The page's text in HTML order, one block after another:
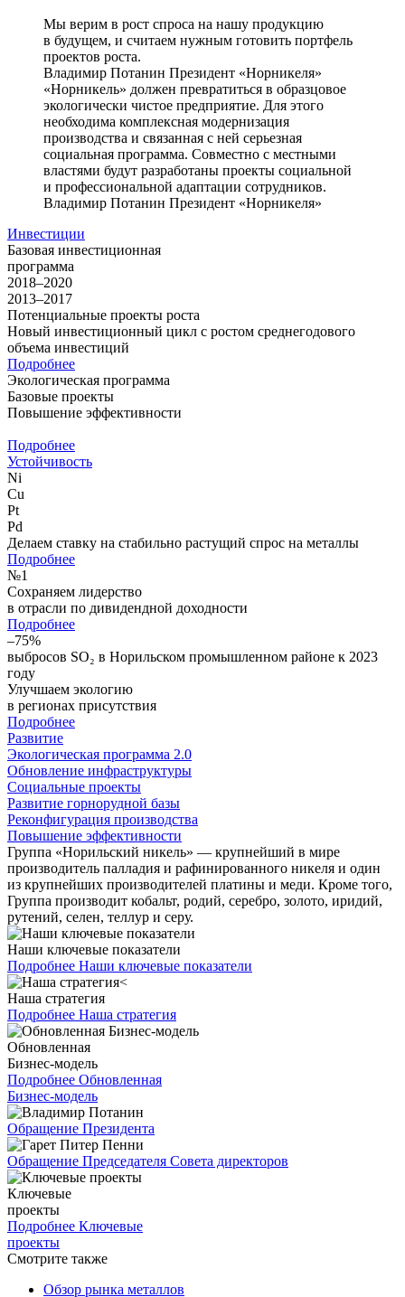
Мы верим в рост спроса на нашу продукцию
в будущем, и считаем нужным готовить портфель
проектов роста.
Владимир Потанин Президент «Норникеля»
«Норникель» должен превратиться в образцовое
экологически чистое предприятие. Для этого
необходима комплексная модернизация
производства и связанная с ней серьезная
социальная программа. Совместно с местными
властями будут разработаны проекты социальной
и профессиональной адаптации сотрудников.
Владимир Потанин Президент «Норникеля»
Инвестиции
Базовая инвестиционная
программа
2018–2020
2013–2017
Потенциальные проекты роста
Новый инвестиционный цикл с ростом среднегодового
объема инвестиций
Подробнее
Экологическая программа
Базовые проекты
Повышение эффективности
Подробнее
Устойчивость
Ni
Cu
Pt
Pd
Делаем ставку на стабильно растущий спрос на металлы
Подробнее
№1
Сохраняем лидерство
в отрасли по дивидендной доходности
Подробнее
–75%
выбросов SO₂ в Норильском промышленном районе к 2023
году
Улучшаем экологию
в регионах присутствия
Подробнее
Развитие
Экологическая программа 2.0
Обновление инфраструктуры
Социальные проекты
Развитие горнорудной базы
Реконфигурация производства
Повышение эффективности
Группа «Норильский никель» — крупнейший в мире
производитель палладия и рафинированного никеля и один
из крупнейших производителей платины и меди. Кроме того,
Группа производит кобальт, родий, серебро, золото, иридий,
рутений, селен, теллур и серу.
Наши ключевые показатели
Подробнее Наши ключевые показатели
Наша стратегия
Подробнее Наша стратегия
Обновленная
Бизнес-модель
Подробнее Обновленная
Бизнес-модель
Обращение Президента
Обращение Председателя Совета директоров
Ключевые
проекты
Подробнее Ключевые
проекты
Смотрите также
Обзор рынка металлов